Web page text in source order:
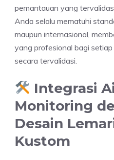
pemantauan yang
Anda selalu mematuhi
maupun internasional,
yang profesional bagi
secara tervalidasi.
Integrasi
Monitoring
Desain
Kustom